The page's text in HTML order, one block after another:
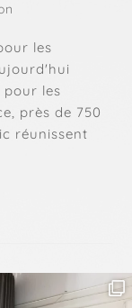
les
pour les
près de 750
réunissent